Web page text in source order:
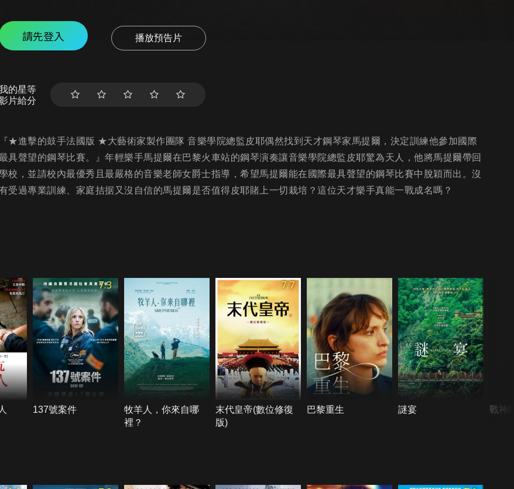
請先登入 播放預告片
的星等
片給分
『★進擊的鼓手法國版 ★大藝術家製作團隊 音樂學院總監皮耶偶然找到天才鋼琴家馬提爾，決定訓練他參加國際
具聲望的鋼琴比賽。』年輕樂手馬提爾在巴黎火車站的鋼琴演奏讓音樂學院總監皮耶驚為天人，他將馬提爾帶回
校，並請校內最優秀且最嚴格的音樂老師女爵士指導，希望馬提爾能在國際最具聲望的鋼琴比賽中脫穎而出。沒
受過專業訓練、家庭拮据又沒自信的馬提爾是否值得皮耶賭上一切栽培？這位天才樂手真能一戰成名嗎？
7.3
137號案件
牧羊人，你來自哪
裡？
7.7
末代皇帝(數位修復
版)
巴黎重生 謎宴 戰神